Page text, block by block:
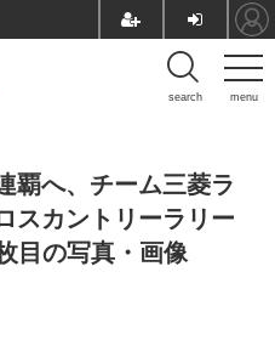
menu
search
覇へ、チーム三菱ラ
スカントリーラリー
目の写真・画像